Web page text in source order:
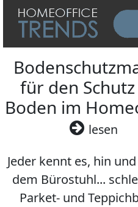
für den
Boden im
lesen
Jeder kennt es, hin
dem Bürostuhl...
Parket- und